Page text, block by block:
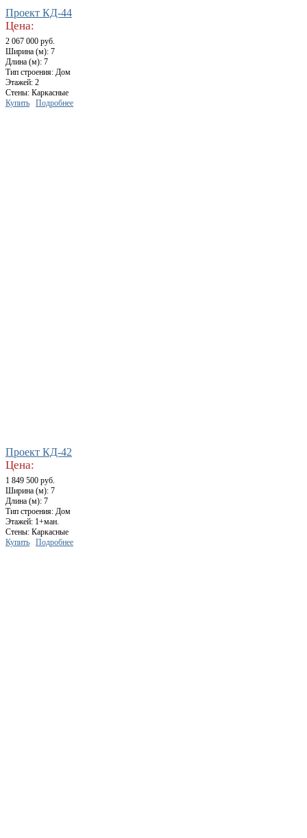
Проект КД-44
Цена:
2 067 000 руб.
Ширина (м): 7
Длина (м): 7
Тип строения: Дом
Этажей: 2
Стены: Каркасные
Купить
Подробнее
Проект КД-42
Цена:
1 849 500 руб.
Ширина (м): 7
Длина (м): 7
Тип строения: Дом
Этажей: 1+ман.
Стены: Каркасные
Купить
Подробнее